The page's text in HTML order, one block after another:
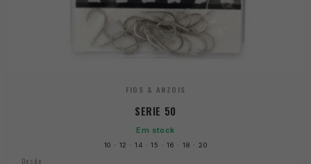
FIOS & ANZOIS
SERIE 50
Em stock
10 · 12 · 14 · 15 · 16 · 18 · 20
Desde